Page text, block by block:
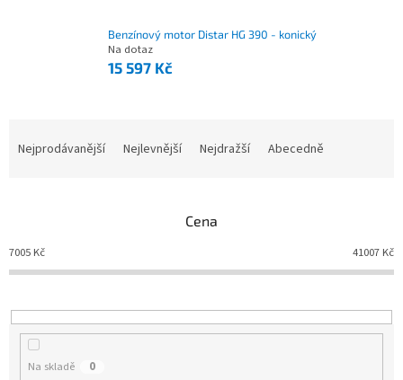
Benzínový motor Distar HG 390 - konický
Na dotaz
15 597 Kč
Ř
í
p
o
Nejprodávanější Nejlevnější Nejdražší Abecedně
Cena
7005 Kč 41007 Kč
Na skladě 0